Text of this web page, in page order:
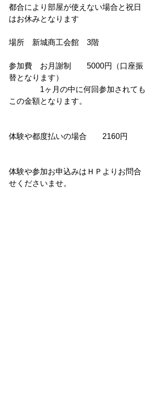
都合により部屋が使えない場合と祝日
はお休みとなります
場所　新城商工会館　3階
参加費　お月謝制　　5000円（口座振
替となります）
1ヶ月の中に何回参加されても
この金額となります。
体験や都度払いの場合　　2160円
体験や参加お申込みはＨＰよりお問合
せくださいませ。